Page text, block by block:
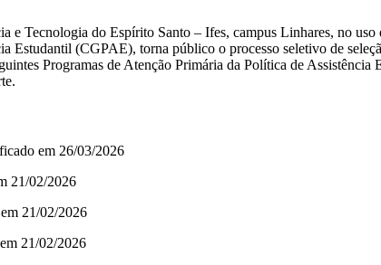
Tecnologia do Espírito Santo – Ifes, campus Linhares, no
Estudantil (CGPAE), torna público o processo seletivo de
Programas de Atenção Primária da Política de
em 26/03/2026
21/02/2026
21/02/2026
21/02/2026